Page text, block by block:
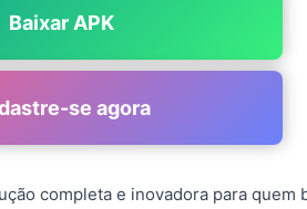
Baixar APK
se agora
completa e inovadora para quem